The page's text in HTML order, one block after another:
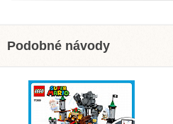
Podobné návody